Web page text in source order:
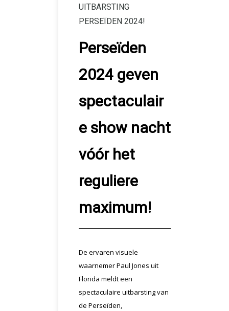
UITBARSTING
PERSEÏDEN 2024!
Perseïden
2024 geven
spectaculair
e show nacht
vóór het
reguliere
maximum!
De ervaren visuele
waarnemer Paul Jones uit
Florida meldt een
spectaculaire uitbarsting van
de Perseïden,